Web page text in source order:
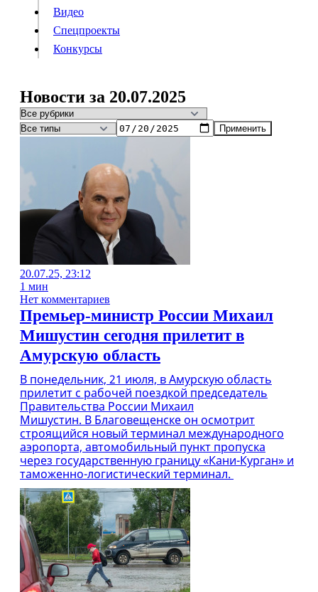
Конкурсы
ИнформацияПодпискаРекламаВсе новостиАрхив
Видео
Спецпроекты
Конкурсы
Новости за 20.07.2025
Применить
20.07.25, 23:12
1 мин
Нет комментариев
Премьер-министр России Михаил
Мишустин сегодня прилетит в
Амурскую область
В понедельник, 21 июля, в Амурскую область
прилетит с рабочей поездкой председатель
Правительства России Михаил
Мишустин. В Благовещенске он осмотрит
строящийся новый терминал международного
аэропорта, автомобильный пункт пропуска
через государственную границу «Кани-Курган» и
таможенно-логистический терминал.